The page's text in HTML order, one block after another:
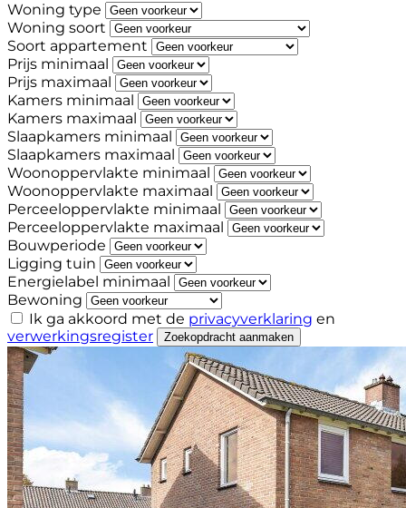
Woning type
Woning soort
Soort appartement
Prijs minimaal
Prijs maximaal
Kamers minimaal
Kamers maximaal
Slaapkamers minimaal
Slaapkamers maximaal
Woonoppervlakte minimaal
Woonoppervlakte maximaal
Perceeloppervlakte minimaal
Perceeloppervlakte maximaal
Bouwperiode
Ligging tuin
Energielabel minimaal
Bewoning
Ik ga akkoord met de privacyverklaring en
verwerkingsregister
Zoekopdracht aanmaken